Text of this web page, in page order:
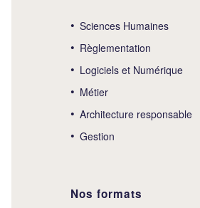
Sciences Humaines
Règlementation
Logiciels et Numérique
Métier
Architecture responsable
Gestion
Nos formats